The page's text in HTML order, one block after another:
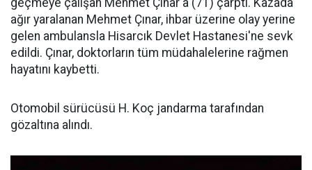
geçmeye çalışan Mehmet Çınar'a (71) çarptı. Kazada
ağır yaralanan Mehmet Çınar, ihbar üzerine olay yerine
gelen ambulansla Hisarcık Devlet Hastanesi'ne sevk
edildi. Çınar, doktorların tüm müdahalelerine rağmen
hayatını kaybetti.
Otomobil sürücüsü H. Koç jandarma tarafından
gözaltına alındı.